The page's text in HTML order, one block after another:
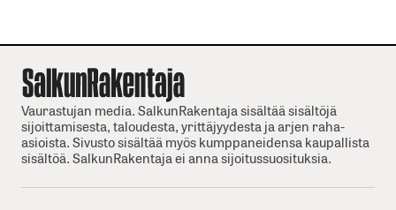
Vaurastujan media. SalkunRakentaja sisältää sisältöjä
sijoittamisesta, taloudesta, yrittäjyydesta ja arjen raha-
asioista. Sivusto sisältää myös kumppaneidensa kaupallista
sisältöä. SalkunRakentaja ei anna sijoitussuosituksia.